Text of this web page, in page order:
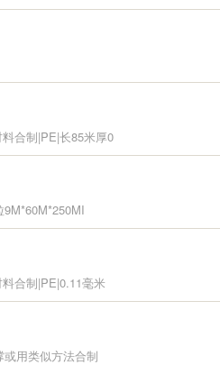
合制|PE|长85米厚0
合制|PE|0.11毫米
用类似方法合制